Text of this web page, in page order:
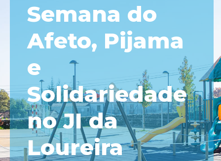
Semana do
Afeto, Pijama
e
Solidariedade
no JI da
Loureira